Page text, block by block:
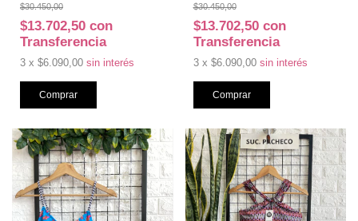
$30.450,00
$13.702,50 con
Transferencia
3 x $6.090,00 sin interés
Comprar
$30.450,00
$13.702,50 con
Transferencia
3 x $6.090,00 sin interés
Comprar